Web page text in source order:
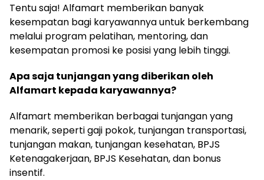
Tentu saja! Alfamart memberikan banyak
kesempatan bagi karyawannya untuk berkembang
melalui program pelatihan, mentoring, dan
kesempatan promosi ke posisi yang lebih tinggi.
Apa saja tunjangan yang diberikan oleh
Alfamart kepada karyawannya?
Alfamart memberikan berbagai tunjangan yang
menarik, seperti gaji pokok, tunjangan transportasi,
tunjangan makan, tunjangan kesehatan, BPJS
Ketenagakerjaan, BPJS Kesehatan, dan bonus
insentif.